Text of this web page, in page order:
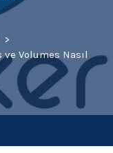
Volumes Nasıl